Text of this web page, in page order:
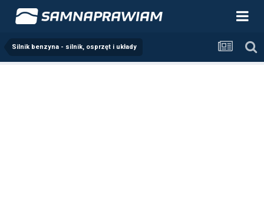
Silnik benzyna - silnik, osprzęt i układy